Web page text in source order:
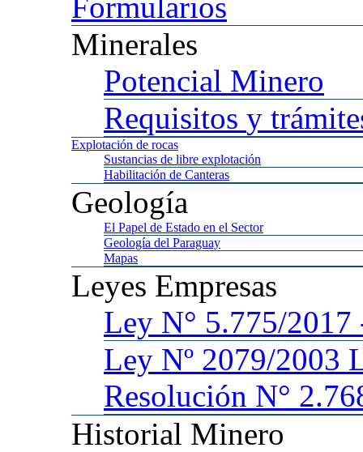
Minerales
Potencial Minero
Requisitos y
Explotación de rocas
Sustancias de libre explotación
Habilitación de Canteras
Geología
El Papel de Estado en el Sector
Geología del Paraguay
Mapas
Leyes Empresas
Ley N° 5.775/
Ley Nº 2079/2003
Resolución N°
Historial Minero